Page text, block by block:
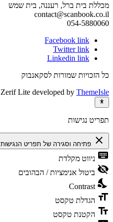
מכללת בית ברל, רעננה, בית שמש
contact@scanbook.co.il
054-5880060
Facebook link
Twitter link
Linkedin link
כל הזכויות שמורות לסקאנבוק
Zerif Lite developed by ThemeIsle
תפריט נגישות
close פתיחה וסגירה של תפריט הנגישות
keyboard ניווט מקלדת
visibility_off ביטול אנימציות / הבהובים
nights_stay
Contrast
format_size הגדלת טקסט
text_fields הקטנת טקסט